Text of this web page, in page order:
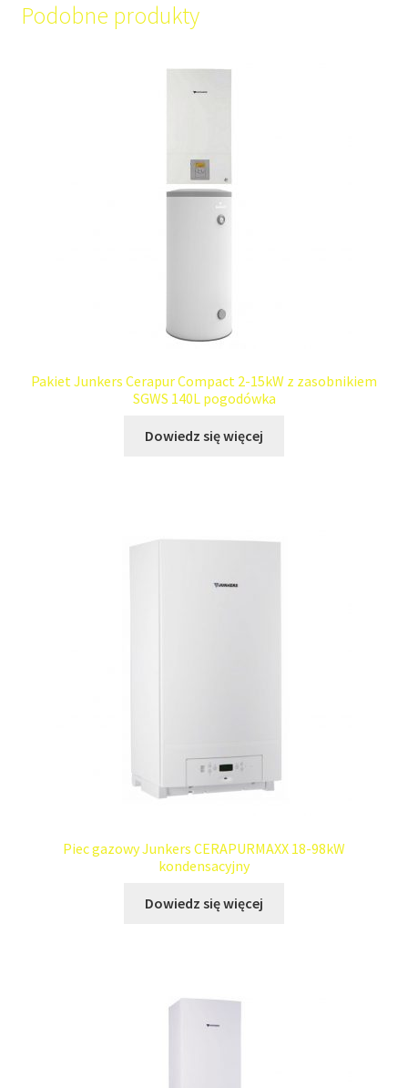
Podobne produkty
Pakiet Junkers Cerapur Compact 2-15kW z zasobnikiem
SGWS 140L pogodówka
Dowiedz się więcej
Piec gazowy Junkers CERAPURMAXX 18-98kW
kondensacyjny
Dowiedz się więcej